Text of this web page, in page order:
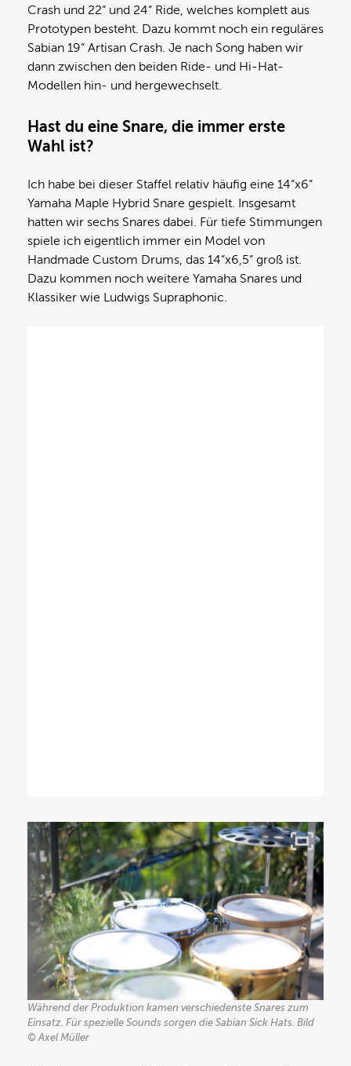
Crash und 22“ und 24“ Ride, welches komplett aus
Prototypen besteht. Dazu kommt noch ein reguläres
Sabian 19“ Artisan Crash. Je nach Song haben wir
dann zwischen den beiden Ride- und Hi-Hat-
Modellen hin- und hergewechselt.
Hast du eine Snare, die immer erste
Wahl ist?
Ich habe bei dieser Staffel relativ häufig eine 14“x6“
Yamaha Maple Hybrid Snare gespielt. Insgesamt
hatten wir sechs Snares dabei. Für tiefe Stimmungen
spiele ich eigentlich immer ein Model von
Handmade Custom Drums, das 14“x6,5“ groß ist.
Dazu kommen noch weitere Yamaha Snares und
Klassiker wie Ludwigs Supraphonic.
Während der Produktion kamen verschiedenste Snares zum
Einsatz. Für spezielle Sounds sorgen die Sabian Sick Hats. Bild
© Axel Müller